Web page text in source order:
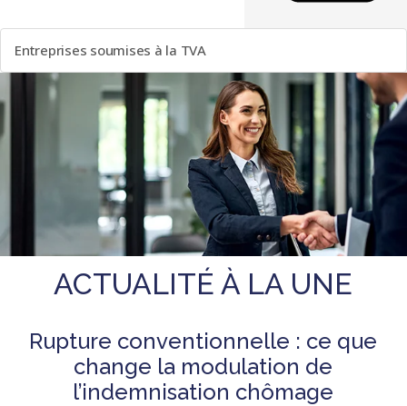
Entreprises soumises à la TVA
ACTUALITÉ À LA UNE
Rupture conventionnelle : ce que
change la modulation de
l’indemnisation chômage